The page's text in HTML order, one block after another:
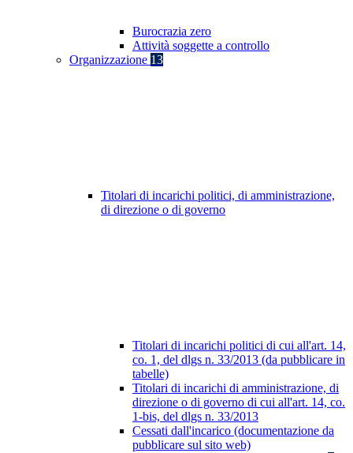
Burocrazia zero
Attività soggette a controllo
Organizzazione 13
Titolari di incarichi politici, di amministrazione,
di direzione o di governo
Titolari di incarichi politici di cui all'art. 14,
co. 1, del dlgs n. 33/2013 (da pubblicare in
tabelle)
Titolari di incarichi di amministrazione, di
direzione o di governo di cui all'art. 14, co.
1-bis, del dlgs n. 33/2013
Cessati dall'incarico (documentazione da
pubblicare sul sito web)